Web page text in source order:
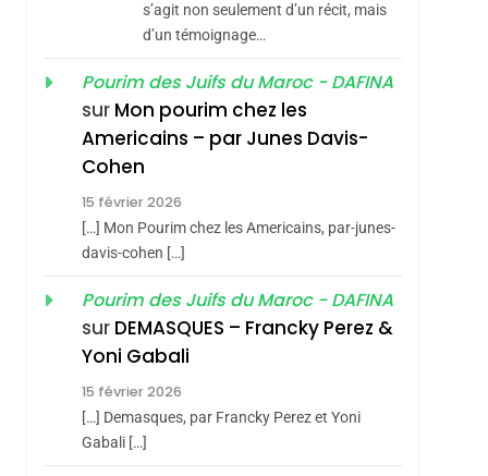
Maroc : Les Amandes
De Tafraout, Le Miel
De Tadla Azilal
Consacrés Produits
Du Terroir
DAFINA MAROC
Oeil Ravageur –
2
Dis Guerre»: La
Nouvelle Chanson De
Boy George
ISRAÉL JUDAISME
s’agit non seulement d’un récit, mais
d’un témoignage…
Pourim des Juifs du Maroc - DAFINA
sur Mon pourim chez les
Americains – par Junes Davis-
Cohen
15 février 2026
[…] Mon Pourim chez les Americains, par-junes-
davis-cohen […]
Pourim des Juifs du Maroc - DAFINA
sur DEMASQUES – Francky Perez &
Yoni Gabali
15 février 2026
[…] Demasques, par Francky Perez et Yoni
Gabali […]